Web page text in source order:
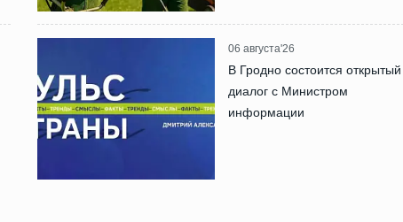
06 августа'26
В Гродно состоится открытый
диалог с Министром
информации